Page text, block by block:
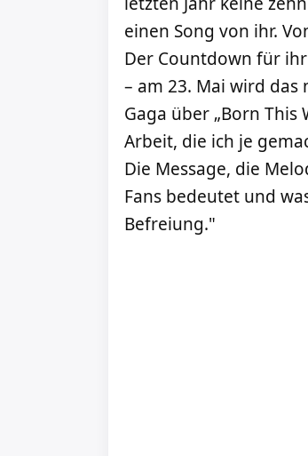
einen Song von ihr.
Der Countdown für
– am 23. Mai wird
Gaga über „Born This
Arbeit, die ich je
Die Message, die
Fans bedeutet und
Befreiung."